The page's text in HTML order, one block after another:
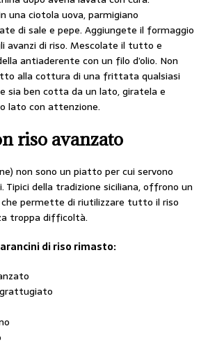
una ciotola uova, parmigiano
di sale e pepe. Aggiungete il formaggio
avanzi di riso. Mescolate il tutto e
antiaderente con un filo d’olio. Non
alla cottura di una frittata qualsiasi
sia ben cotta da un lato, giratela e
lato con attenzione.
riso avanzato
non sono un piatto per cui servono
Tipici della tradizione siciliana, offrono un
permette di riutilizzare tutto il riso
troppa difficoltà.
di riso rimasto: